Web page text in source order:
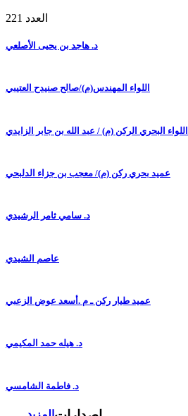
العدد 221
د. هاجد بن يحيى الأصلعي
اللواء المهندس(م)/صالح صنيدح العتيبي
اللواء البحري الركن (م) / عبد الله بن جابر الزايدي
عميد بحري ركن (م)/ معجب بن جزاء الدلبحي
د. سامي ثامر الرشيدي
عاصم الشيدي
عميد طيار ركن ـ م .أسعد عوض الزعبي
د. هيله حمد المكيمي
د. فاطمة الشامسي